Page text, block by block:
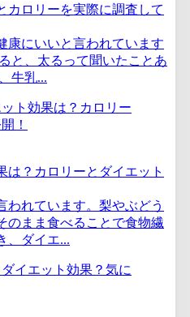
カロリーを実際に調査して
康にいいと言われています
と、太るって聞いたことあ
牛乳...
は？カロリーとダイエット
われています。梨やぶどう
のまま食べることで食物繊
、ダイエ...